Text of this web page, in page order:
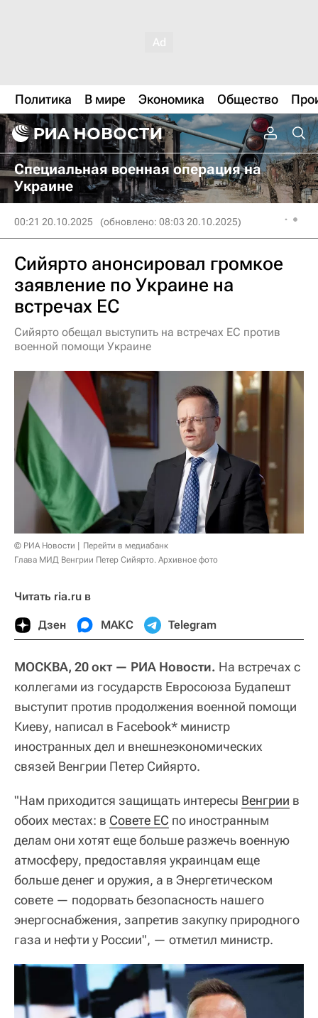
Политика В мире Экономика Общество
Специальная военная операция на
Украине
00:21 20.10.2025 (обновлено: 08:03 20.10.2025)
Сийярто анонсировал громкое
заявление по Украине на
встречах ЕС
Сийярто обещал выступить на встречах ЕС против
военной помощи Украине
© РИА Новости
Перейти в медиабанк
Глава МИД Венгрии Петер Сийярто. Архивное фото
Читать ria.ru в
Дзен МАКС Telegram
МОСКВА, 20 окт — РИА Новости. На встречах с
коллегами из государств Евросоюза Будапешт
выступит против продолжения военной помощи
Киеву, написал в Facebook* министр
иностранных дел и внешнеэкономических
связей Венгрии Петер Сийярто.
"Нам приходится защищать интересы Венгрии в
обоих местах: в Совете ЕС по иностранным
делам они хотят еще больше разжечь военную
атмосферу, предоставляя украинцам еще
больше денег и оружия, а в Энергетическом
совете — подорвать безопасность нашего
энергоснабжения, запретив закупку природного
газа и нефти у России", — отметил министр.